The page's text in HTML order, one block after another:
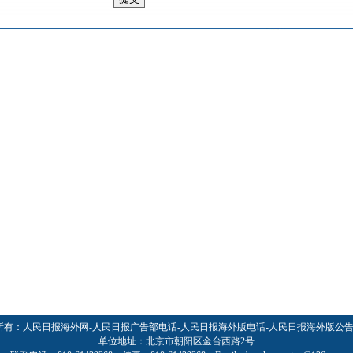
有：人民日报海外网-人民日报广告部电话-人民日报海外版电话-人民日报海外版公
单位地址：北京市朝阳区金台西路2号